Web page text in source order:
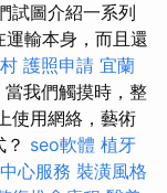
試圖介紹一系列
輸本身，而且還
護照申請 宜蘭
當我們觸摸時，整
使用網絡，藝術
seo軟體 植牙
心服務 裝潢風格